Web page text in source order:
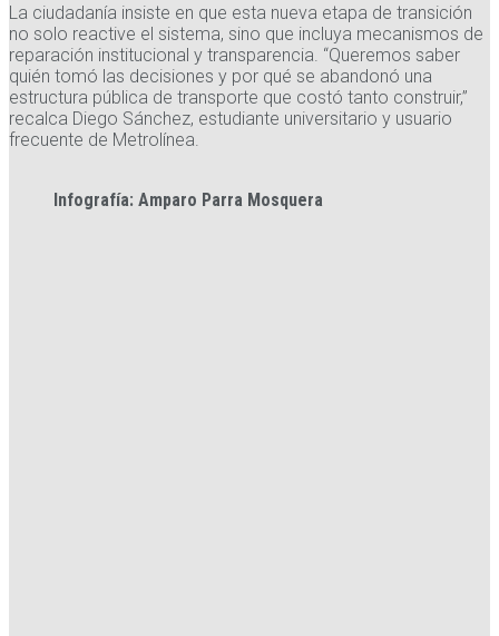
La ciudadanía insiste en que esta nueva etapa de transición
no solo reactive el sistema, sino que incluya mecanismos de
reparación institucional y transparencia. “Queremos saber
quién tomó las decisiones y por qué se abandonó una
estructura pública de transporte que costó tanto construir,”
recalca Diego Sánchez, estudiante universitario y usuario
frecuente de Metrolínea.
Infografía: Amparo Parra Mosquera